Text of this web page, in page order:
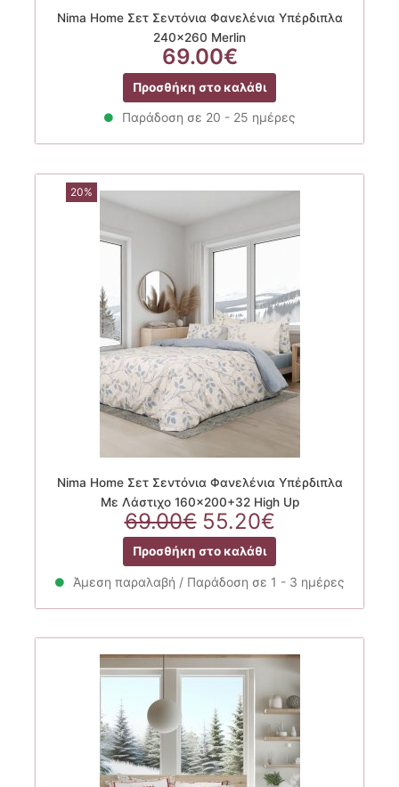
Nima Home Σετ Σεντόνια Φανελένια Υπέρδιπλα
240×260 Merlin
69.00€
Προσθήκη στο καλάθι
Παράδοση σε 20 - 25 ημέρες
20%
Nima Home Σετ Σεντόνια Φανελένια Υπέρδιπλα
Με Λάστιχο 160×200+32 High Up
69.00€ Original
price
was:
69.00€.
55.20€Η
τρέχουσα
τιμή
είναι:
55.20€.
Προσθήκη στο καλάθι
Άμεση παραλαβή / Παράδοση σε 1 - 3 ημέρες